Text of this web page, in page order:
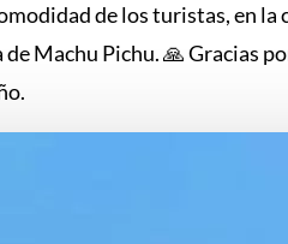
de los turistas, en
Machu Pichu. 🙏 Gracias